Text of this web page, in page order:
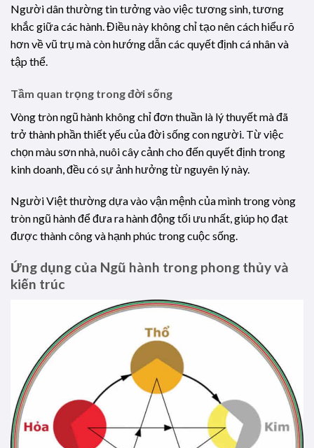
Người dân thường tin tưởng vào việc tương sinh, tương
khắc giữa các hành. Điều này không chỉ tạo nên cách hiểu rõ
hơn về vũ trụ mà còn hướng dẫn các quyết định cá nhân và
tập thể.
Tầm quan trọng trong đời sống
Vòng tròn ngũ hành không chỉ đơn thuần là lý thuyết mà đã
trở thành phần thiết yếu của đời sống con người. Từ việc
chọn màu sơn nhà, nuôi cây cảnh cho đến quyết định trong
kinh doanh, đều có sự ảnh hưởng từ nguyên lý này.
Người Việt thường dựa vào vận mệnh của mình trong vòng
tròn ngũ hành để đưa ra hành động tối ưu nhất, giúp họ đạt
được thành công và hạnh phúc trong cuộc sống.
Ứng dụng của Ngũ hành trong phong thủy và
kiến trúc